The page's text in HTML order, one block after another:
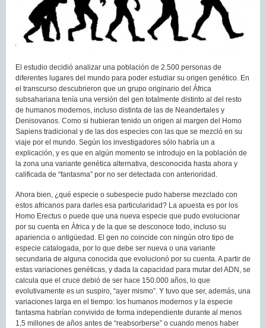
El estudio decidió analizar una población de 2.500 personas de
diferentes lugares del mundo para poder estudiar su origen genético. En
el transcurso descubrieron que un grupo originario del África
subsahariana tenía una versión del gen totalmente distinto al del resto
de humanos modernos, incluso distinta de las de Neandertales y
Denisovanos. Como si hubieran tenido un origen al margen del Homo
Sapiens tradicional y de las dos especies con las que se mezcló en su
viaje por el mundo. Según los investigadores sólo habría un a
explicación, y es que en algún momento se introdujo en la población de
la zona una variante genética alternativa, desconocida hasta ahora y
calificada de “fantasma” por no ser detectada con anterioridad.
Ahora bien, ¿qué especie o subespecie pudo haberse mezclado con
estos africanos para darles esa particularidad? La apuesta es por los
Homo Erectus o puede que una nueva especie que pudo evolucionar
por su cuenta en África y de la que se desconoce todo, incluso su
apariencia o antigüedad. El gen no coincide con ningún otro tipo de
especie catalogada, por lo que debe ser nueva o una variante
secundaria de alguna conocida que evolucionó por su cuenta. A partir de
estas variaciones genéticas, y dada la capacidad para mutar del ADN, se
calcula que el cruce debió de ser hace 150.000 años, lo que
evolutivamente es un suspiro, “ayer mismo”. Y tuvo que ser, además, una
variaciones larga en el tiempo: los humanos modernos y la especie
fantasma habrían convivido de forma independiente durante al menos
1,5 millones de años antes de “reabsorberse” o cuando menos haber